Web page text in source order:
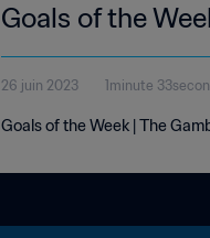
Goals of the
26 juin 2023 1minute
Goals of the Week | The